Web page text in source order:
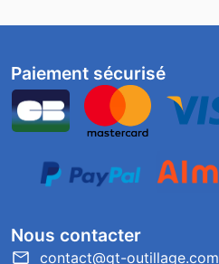
Paiement sécurisé
Nous contacter
contact@gt-outillage.com